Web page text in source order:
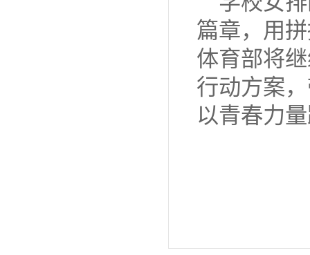
篇章，用
体育部将
行动方案
以青春力